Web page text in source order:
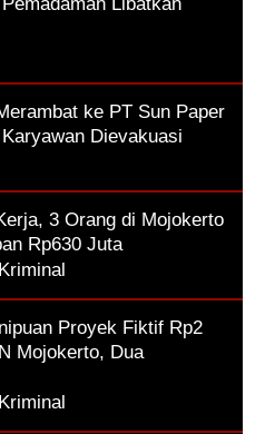
Libatkan
ke PT Sun Paper
Dievakuasi
3 Orang di Mojokerto
Rp630 Juta
Proyek Fiktif Rp2
Mojokerto, Dua